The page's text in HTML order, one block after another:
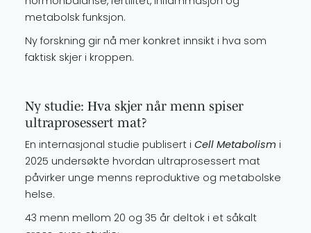
metabolsk funksjon.
Ny forskning gir nå mer konkret innsikt i hva som
faktisk skjer i kroppen.
Ny studie: Hva skjer når menn spiser
ultraprosessert mat?
En internasjonal studie publisert i Cell Metabolism i
2025 undersøkte hvordan ultraprosessert mat
påvirker unge menns reproduktive og metabolske
helse.
43 menn mellom 20 og 35 år deltok i et såkalt